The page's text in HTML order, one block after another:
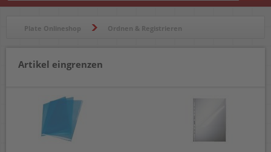
Type 2 or more characters for results.
Plate Onlineshop Ordnen & Registrieren
Artikel eingrenzen